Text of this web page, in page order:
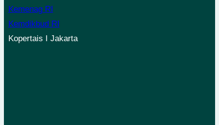
Kemenag RI
Kemdikbud RI
Kopertais I Jakarta